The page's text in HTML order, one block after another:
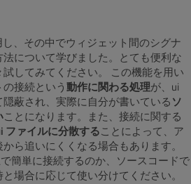
、その中でウィジェット間のシグナ
について学びました。とても便利な
してみてください。 この機能を用い
接続という動作に関わる処理が、ui
蔽され、実際に自分が書いているソ
ことになります。また、接続に関する
ファイルに分散することによって、ア
ら追いにくくなる場合もあります。
簡単に接続するのか、ソースコードで
場合に応じて使い分けてください。